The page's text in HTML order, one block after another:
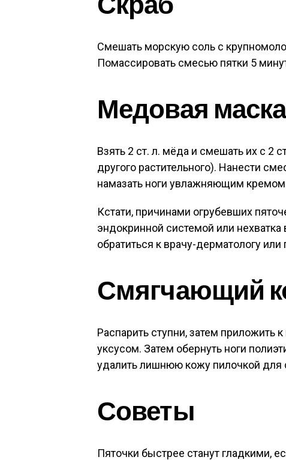
Смешать морскую соль с
Помассировать смесью пятки 5
Медовая маска
Взять 2 ст. л. мёда и смешать их с 2
другого растительного). Нанести
намазать ноги увлажняющим
Кстати, причинами огрубевших
эндокринной системой или
обратиться к врачу-дерматологу или
Смягчающий
Распарить ступни, затем
уксусом. Затем обернуть ноги
удалить лишнюю кожу пилочкой для
Советы
Пяточки быстрее станут гладкими,